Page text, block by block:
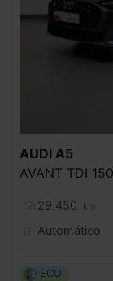
AUDI A5
AVANT TDI
29.450 km
Automático
ECO